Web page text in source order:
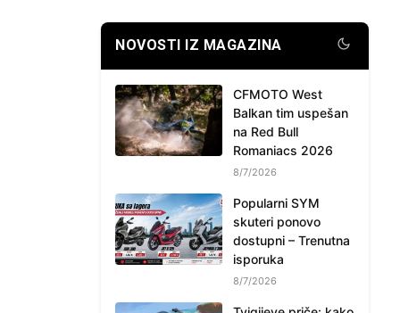
NOVOSTI IZ MAGAZINA
CFMOTO West
Balkan tim uspešan
na Red Bull
Romaniacs 2026
8/7/2026
Popularni SYM
skuteri ponovo
dostupni – Trenutna
isporuka
8/7/2026